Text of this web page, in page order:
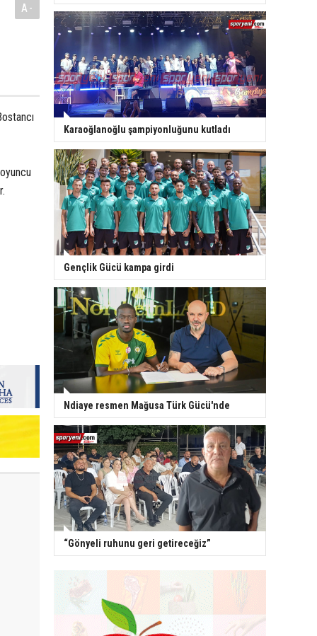
A-
Karaoğlanoğlu şampiyonluğunu kutladı
Gençlik Gücü kampa girdi
Ndiaye resmen Mağusa Türk Gücü'nde
“Gönyeli ruhunu geri getireceğiz”